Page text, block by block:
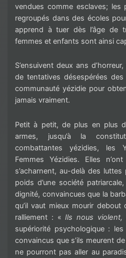
vendues comme esclaves;
regroupés dans des écoles
apprend à tuer dès l’âge de
femmes et enfants sont ainsi
S’ensuivent deux ans
de tentatives désespérées
communauté yézidie pour
jamais vraiment.
Petit à petit, de plus en plus
armes, jusqu’à la
combattantes yézidies, les
Femmes Yézidies. Elles
s’acharnent, au-delà des
poids d’une société
dignité, convaincues que la
qu’il vaut mieux mourir debout
ralliement : «Ils nous
supériorité psychologique :
convaincus que s’ils meurent
ne pourront pas aller au